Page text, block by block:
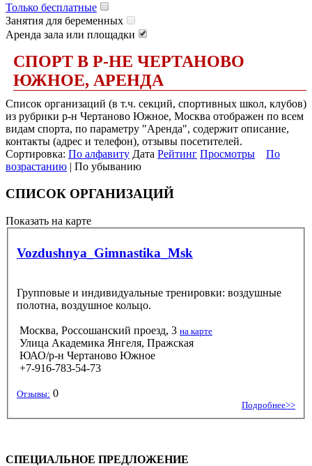
Только бесплатные
Занятия для беременных
Аренда зала или площадки
СПОРТ В Р-НЕ ЧЕРТАНОВО
ЮЖНОЕ, АРЕНДА
Список организаций (в т.ч. секций, спортивных школ, клубов)
из рубрики р-н Чертаново Южное, Москва отображен по всем
видам спорта, по параметру "Аренда", содержит описание,
контакты (адрес и телефон), отзывы посетителей.
Сортировка: По алфавиту Дата Рейтинг Просмотры
По
возрастанию | По убыванию
СПИСОК ОРГАНИЗАЦИЙ
Показать на карте
Vozdushnya_Gimnastika_Msk
Групповые и индивидуальные тренировки: воздушные
полотна, воздушное кольцо.
Москва, Россошанский проезд, 3 на карте
Улица Академика Янгеля, Пражская
ЮАО/р-н Чертаново Южное
+7-916-783-54-73
Отзывы: 0
Подробнее>>
СПЕЦИАЛЬНОЕ ПРЕДЛОЖЕНИЕ